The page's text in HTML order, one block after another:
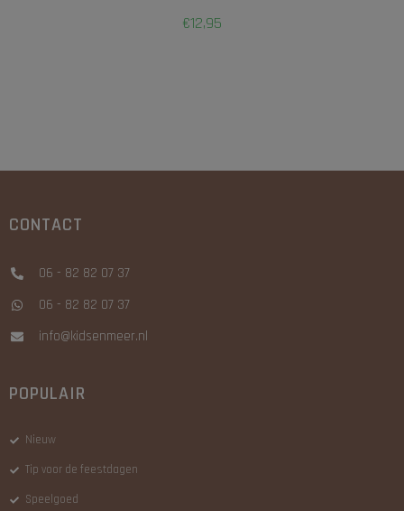
€12,95
CONTACT
06 - 82 82 07 37
06 - 82 82 07 37
info@kidsenmeer.nl
POPULAIR
Nieuw
Tip voor de feestdagen
Speelgoed